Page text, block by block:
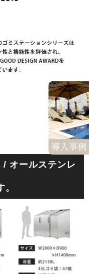
オールステンレ